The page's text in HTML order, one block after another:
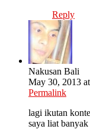
Reply
Nakusan Bali
May 30, 2013
Permalink
lagi ikutan
saya liat